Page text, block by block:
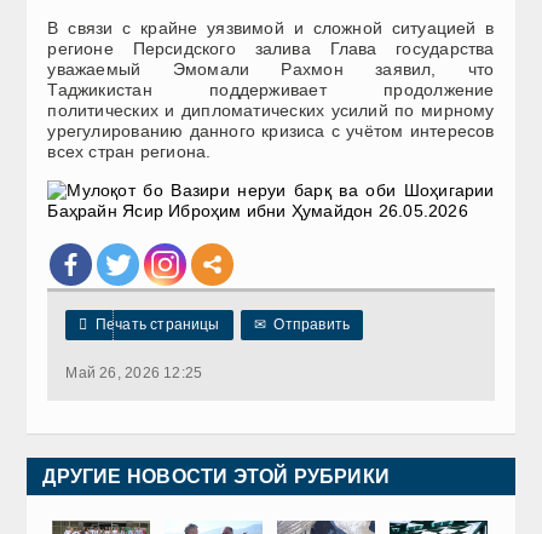
В связи с крайне уязвимой и сложной ситуацией в
регионе Персидского залива Глава государства
уважаемый Эмомали Рахмон заявил, что
Таджикистан поддерживает продолжение
политических и дипломатических усилий по мирному
урегулированию данного кризиса с учётом интересов
всех стран региона.
 Печать страницы ✉ Отправить
Май 26, 2026 12:25
ДРУГИЕ НОВОСТИ ЭТОЙ РУБРИКИ